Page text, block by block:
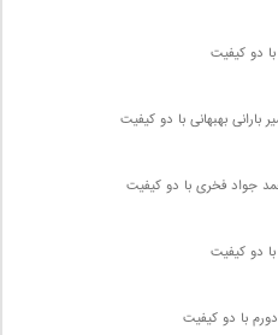
دو کیفیت
بارانی بهبهانی با دو کیفیت
جواد فخری با دو کیفیت
دو کیفیت
با دو کیفیت